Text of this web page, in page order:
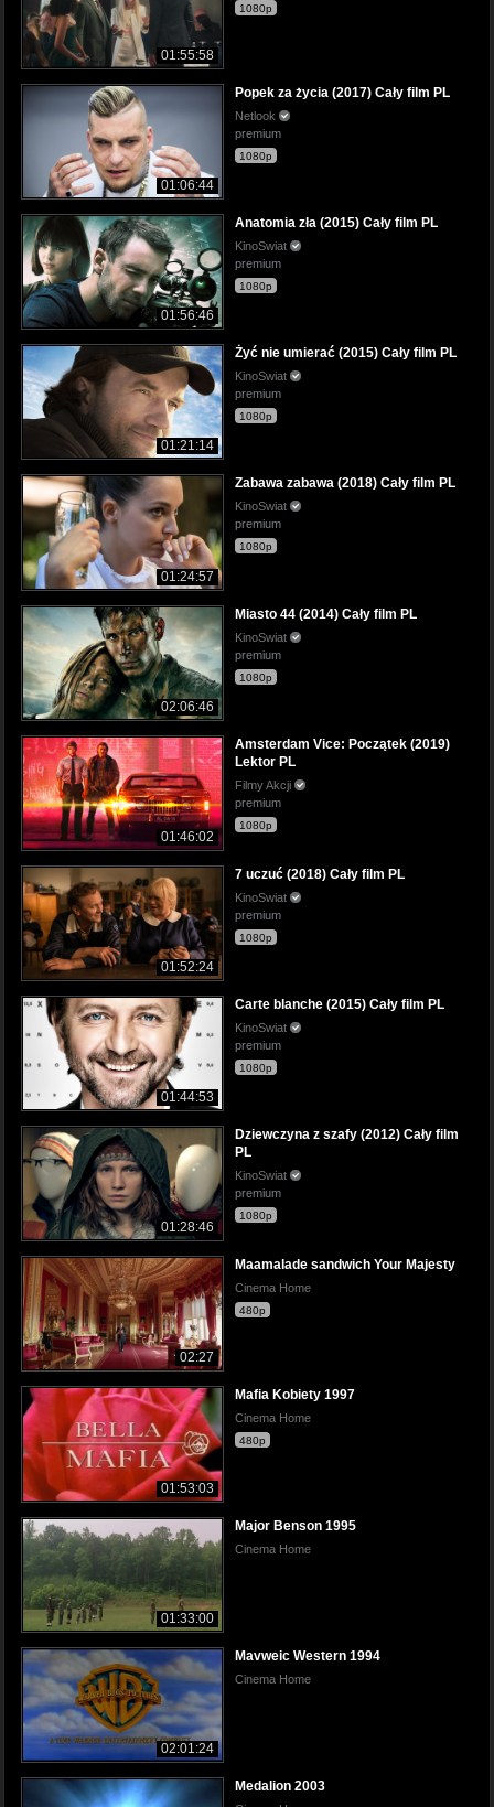
01:55:58
1080p
01:06:44
Popek za życia (2017) Cały film PL
Netlook
premium
1080p
01:56:46
Anatomia zła (2015) Cały film PL
KinoSwiat
premium
1080p
01:21:14
Żyć nie umierać (2015) Cały film PL
KinoSwiat
premium
1080p
01:24:57
Zabawa zabawa (2018) Cały film PL
KinoSwiat
premium
1080p
02:06:46
Miasto 44 (2014) Cały film PL
KinoSwiat
premium
1080p
01:46:02
Amsterdam Vice: Początek (2019)
Lektor PL
Filmy Akcji
premium
1080p
01:52:24
7 uczuć (2018) Cały film PL
KinoSwiat
premium
1080p
01:44:53
Carte blanche (2015) Cały film PL
KinoSwiat
premium
1080p
01:28:46
Dziewczyna z szafy (2012) Cały film
PL
KinoSwiat
premium
1080p
02:27
Maamalade sandwich Your Majesty
Cinema Home
480p
01:53:03
Mafia Kobiety 1997
Cinema Home
480p
01:33:00
Major Benson 1995
Cinema Home
02:01:24
Mavweic Western 1994
Cinema Home
Medalion 2003